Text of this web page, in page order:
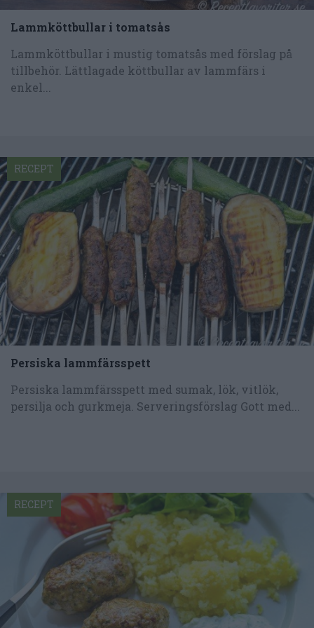
Lammköttbullar i tomatsås
Lammköttbullar i mustig tomatsås med förslag på
tillbehör. Lättlagade köttbullar av lammfärs i
enkel...
Persiska lammfärsspett
Persiska lammfärsspett med sumak, lök, vitlök,
persilja och gurkmeja. Serveringsförslag Gott med...
RECEPT
RECEPT